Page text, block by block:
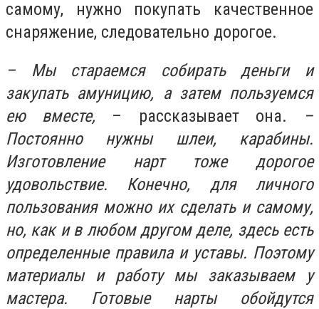
самому, нужно покупать качественное
снаряжение, следовательно дорогое.
– Мы стараемся собирать деньги и
закупать амуницию, а затем пользуемся
ею вместе, – рассказывает она. –
Постоянно нужны шлеи, карабины.
Изготовление нарт тоже дорогое
удовольствие. Конечно, для личного
пользования можно их сделать и самому,
но, как и в любом другом деле, здесь есть
определенные правила и уставы. Поэтому
материалы и работу мы заказываем у
мастера. Готовые нарты обойдутся